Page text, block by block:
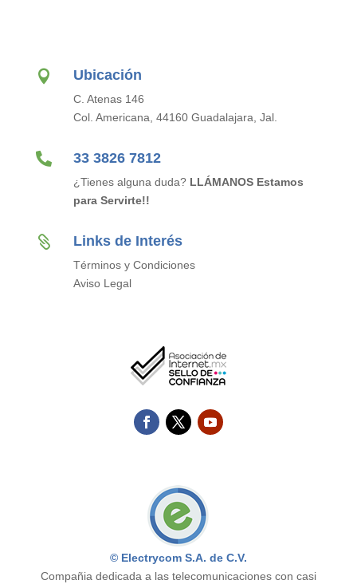
 Ubicación
C. Atenas 146
Col. Americana, 44160 Guadalajara, Jal.
 33 3826 7812
¿Tienes alguna duda? LLÁMANOS Estamos
para Servirte!!
 Links de Interés
Términos y Condiciones
Aviso Legal
© Electrycom S.A. de C.V.
Compañia dedicada a las telecomunicaciones con casi